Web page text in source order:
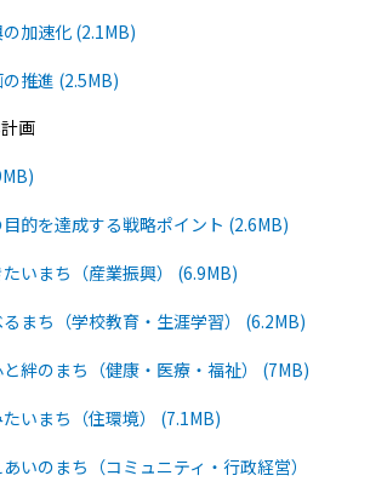
加速化 (2.1MB)
推進 (2.5MB)
画
的を達成する戦略ポイント (2.6MB)
いまち（産業振興） (6.9MB)
まち（学校教育・生涯学習） (6.2MB)
絆のまち（健康・医療・福祉） (7MB)
いまち（住環境） (7.1MB)
いのまち（コミュニティ・行政経営）